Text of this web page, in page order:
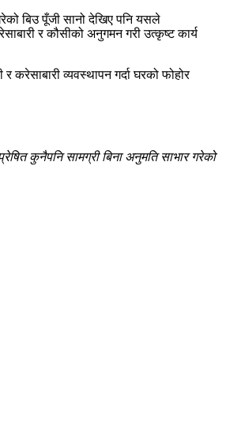
बिउ पूँजी सानो देखिए पनि यसले
र कौसीको अनुगमन गरी उत्कृष्ट कार्य
व्यवस्थापन गर्दा घरको फोहोर
कुनैपनि सामग्री बिना अनुमति साभार गरेको